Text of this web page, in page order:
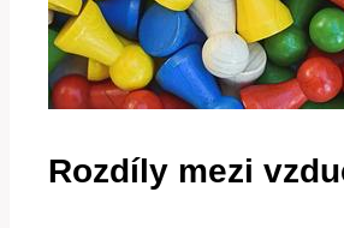
Rozdíly mezi